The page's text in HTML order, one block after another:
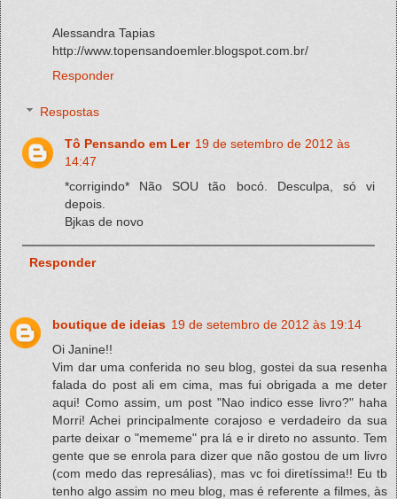
Alessandra Tapias
http://www.topensandoemler.blogspot.com.br/
Responder
Respostas
Tô Pensando em Ler 19 de setembro de 2012 às
14:47
*corrigindo* Não SOU tão bocó. Desculpa, só vi
depois.
Bjkas de novo
Responder
boutique de ideias 19 de setembro de 2012 às 19:14
Oi Janine!!
Vim dar uma conferida no seu blog, gostei da sua resenha
falada do post ali em cima, mas fui obrigada a me deter
aqui! Como assim, um post "Nao indico esse livro?" haha
Morri! Achei principalmente corajoso e verdadeiro da sua
parte deixar o "mememe" pra lá e ir direto no assunto. Tem
gente que se enrola para dizer que não gostou de um livro
(com medo das represálias), mas vc foi diretíssima!! Eu tb
tenho algo assim no meu blog, mas é referente a filmes, às